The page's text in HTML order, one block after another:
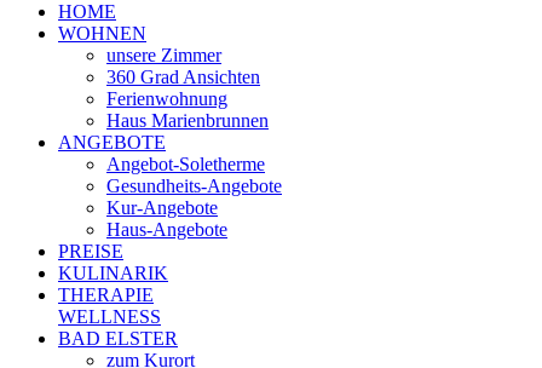
HOME
WOHNEN
unsere Zimmer
360 Grad Ansichten
Ferienwohnung
Haus Marienbrunnen
ANGEBOTE
Angebot-Soletherme
Gesundheits-Angebote
Kur-Angebote
Haus-Angebote
PREISE
KULINARIK
THERAPIE
WELLNESS
BAD ELSTER
zum Kurort